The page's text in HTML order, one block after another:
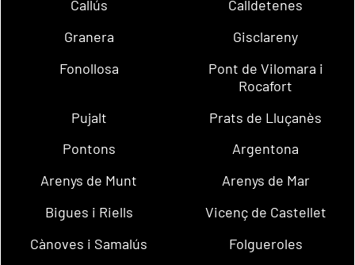
Callús
Calldetenes
Granera
Gisclareny
Fonollosa
Pont de Vilomara i
Rocafort
Pujalt
Prats de Lluçanès
Pontons
Argentona
Arenys de Munt
Arenys de Mar
Bigues i Riells
Vicenç de Castellet
Cànoves i Samalús
Folgueroles